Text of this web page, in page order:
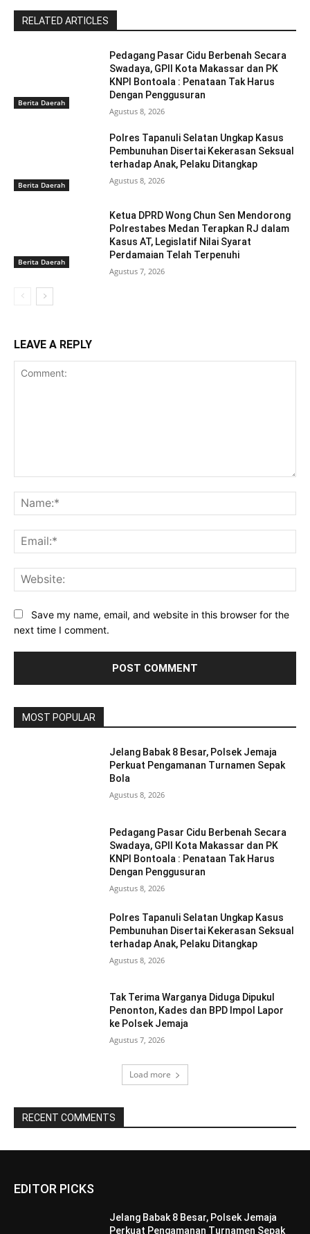
RELATED ARTICLES
Berita Daerah
Pedagang Pasar Cidu Berbenah Secara
Swadaya, GPII Kota Makassar dan PK
KNPI Bontoala : Penataan Tak Harus
Dengan Penggusuran
Agustus 8, 2026
Berita Daerah
Polres Tapanuli Selatan Ungkap Kasus
Pembunuhan Disertai Kekerasan Seksual
terhadap Anak, Pelaku Ditangkap
Agustus 8, 2026
Berita Daerah
Ketua DPRD Wong Chun Sen Mendorong
Polrestabes Medan Terapkan RJ dalam
Kasus AT, Legislatif Nilai Syarat
Perdamaian Telah Terpenuhi
Agustus 7, 2026
LEAVE A REPLY
Save my name, email, and website in this browser for the
next time I comment.
MOST POPULAR
Jelang Babak 8 Besar, Polsek Jemaja
Perkuat Pengamanan Turnamen Sepak
Bola
Agustus 8, 2026
Pedagang Pasar Cidu Berbenah Secara
Swadaya, GPII Kota Makassar dan PK
KNPI Bontoala : Penataan Tak Harus
Dengan Penggusuran
Agustus 8, 2026
Polres Tapanuli Selatan Ungkap Kasus
Pembunuhan Disertai Kekerasan Seksual
terhadap Anak, Pelaku Ditangkap
Agustus 8, 2026
Tak Terima Warganya Diduga Dipukul
Penonton, Kades dan BPD Impol Lapor
ke Polsek Jemaja
Agustus 7, 2026
Load more
RECENT COMMENTS
EDITOR PICKS
Jelang Babak 8 Besar, Polsek Jemaja
Perkuat Pengamanan Turnamen Sepak